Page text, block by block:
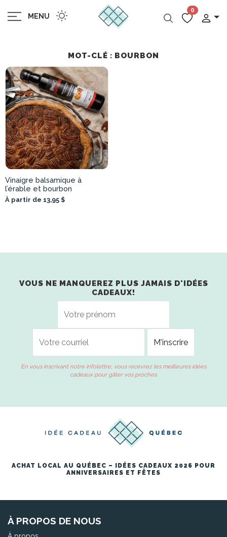
MENU
0
MOT-CLÉ : BOURBON
Vinaigre balsamique à
l’érable et bourbon
À partir de 13,95 $
VOUS NE MANQUEREZ PLUS JAMAIS D'IDÉES
CADEAUX!
En vous inscrivant notre infolettre, vous recevrez les meilleures idées
cadeaux pour gâter vos proches.
ACHAT LOCAL AU QUÉBEC – IDÉES CADEAUX 2026 POUR
ANNIVERSAIRES ET FÊTES
À PROPOS DE NOUS